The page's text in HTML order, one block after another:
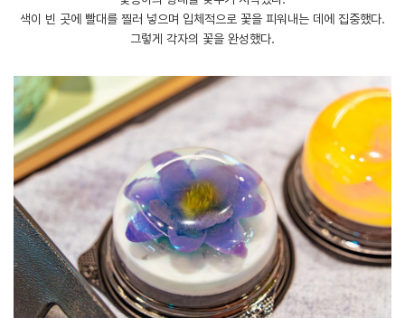
색이 빈 곳에 빨대를 찔러 넣으며 입체적으로 꽃을 피워내는 데에 집중했다.
그렇게 각자의 꽃을 완성했다.